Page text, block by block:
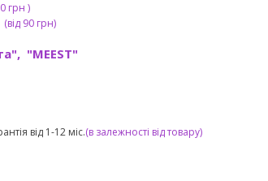
0 грн )
(від90 грн)
"MEEST"
від 1-12 міс.(в залежності від товару)